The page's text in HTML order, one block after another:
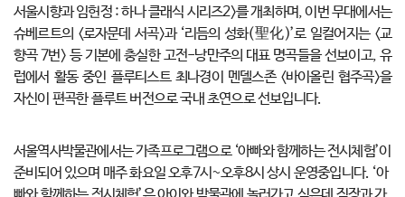
서울시향과 임헌정 : 하나 클래식 시리즈2>를 개최하며, 이번 무대에서는
슈베르트의 <로자문데 서곡>과 ‘리듬의 성화(聖化)’로 일컬어지는 <교
향곡 7번> 등 기본에 충실한 고전-낭만주의 대표 명곡들을 선보이고, 유
럽에서 활동 중인 플루티스트 최나경이 멘델스존 <바이올린 협주곡>을
자신이 편곡한 플루트 버전으로 국내 초연으로 선보입니다.
서울역사박물관에서는 가족프로그램으로 ‘아빠와 함께하는 전시체험’이
준비되어 있으며 매주 화요일 오후7시~오후8시 상시 운영중입니다. ‘아